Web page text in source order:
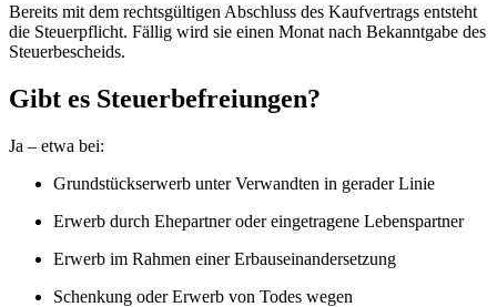
Bereits mit dem rechtsgültigen Abschluss des Kaufvertrags entsteht
die Steuerpflicht. Fällig wird sie einen Monat nach Bekanntgabe des
Steuerbescheids.
Gibt es Steuerbefreiungen?
Ja – etwa bei:
Grundstückserwerb unter Verwandten in gerader Linie
Erwerb durch Ehepartner oder eingetragene Lebenspartner
Erwerb im Rahmen einer Erbauseinandersetzung
Schenkung oder Erwerb von Todes wegen